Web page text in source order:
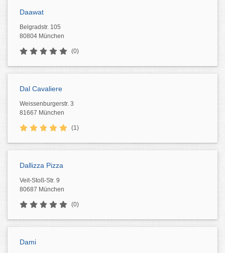
Daawat
Belgradstr. 105
80804 München
(0)
Dal Cavaliere
Weissenburgerstr. 3
81667 München
(1)
Dallizza Pizza
Veit-Stoß-Str. 9
80687 München
(0)
Dami